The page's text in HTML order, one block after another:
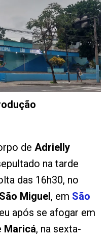
de Adrielly
na tarde
das 16h30, no
Miguel, em São
após se afogar em
Maricá, na sexta-